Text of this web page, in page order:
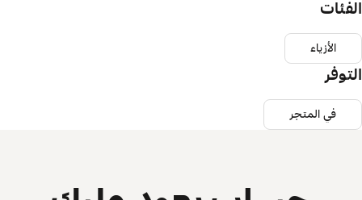
الفئات
الأزياء
التوفر
في المتجر